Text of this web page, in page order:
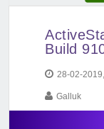
Build
28-02-
Galluk